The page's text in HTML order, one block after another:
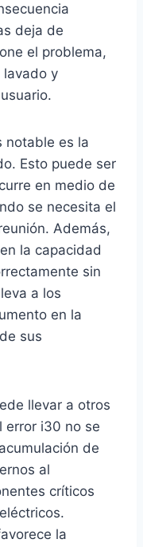
deja de
el problema,
lavado y
notable es la
Esto puede ser
en medio de
se necesita el
Además,
la capacidad
sin
a los
en la
sus
llevar a otros
error i30 no se
de
al
críticos
la